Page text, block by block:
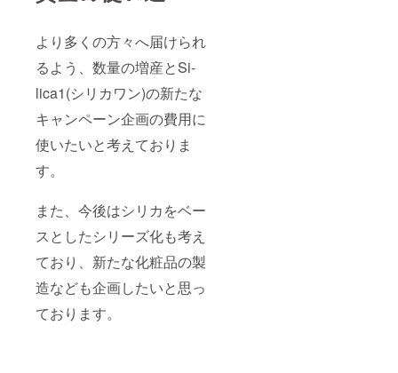
より多くの方々へ届けられ
るよう、数量の増産とSi-
lica1(シリカワン)の新たな
キャンペーン企画の費用に
使いたいと考えておりま
す。
また、今後はシリカをベー
スとしたシリーズ化も考え
ており、新たな化粧品の製
造なども企画したいと思っ
ております。